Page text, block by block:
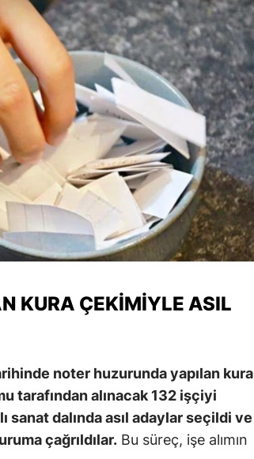
KURA ÇEKIMIYLE ASIL
noter huzurunda yapılan kura
tarafından alınacak 132 işçiyi
sanat dalında asıl adaylar seçildi ve
çağrıldılar. Bu süreç, işe alımın